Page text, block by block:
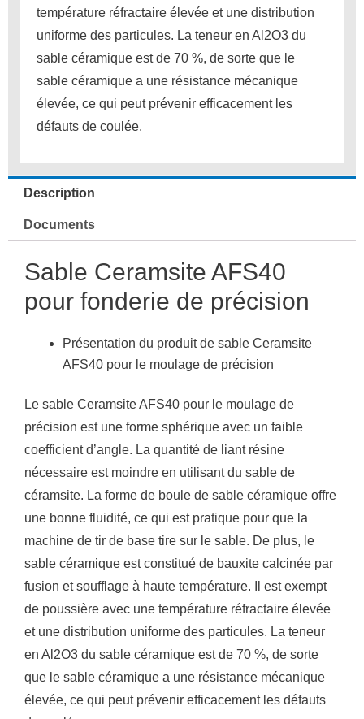
température réfractaire élevée et une distribution
uniforme des particules. La teneur en Al2O3 du
sable céramique est de 70 %, de sorte que le
sable céramique a une résistance mécanique
élevée, ce qui peut prévenir efficacement les
défauts de coulée.
Description
Documents
Sable Ceramsite AFS40
pour fonderie de précision
Présentation du produit de sable Ceramsite
AFS40 pour le moulage de précision
Le sable Ceramsite AFS40 pour le moulage de
précision est une forme sphérique avec un faible
coefficient d’angle. La quantité de liant résine
nécessaire est moindre en utilisant du sable de
céramsite. La forme de boule de sable céramique offre
une bonne fluidité, ce qui est pratique pour que la
machine de tir de base tire sur le sable. De plus, le
sable céramique est constitué de bauxite calcinée par
fusion et soufflage à haute température.
Il est exempt
de poussière avec une température réfractaire élevée
et une distribution uniforme des particules. La teneur
en Al2O3 du sable céramique est de 70 %, de sorte
que le sable céramique a une résistance mécanique
élevée, ce qui peut prévenir efficacement les défauts